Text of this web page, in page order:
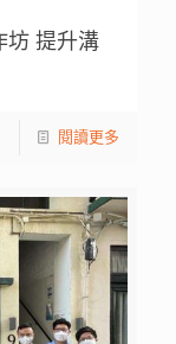
坊 提升溝
閱讀更多